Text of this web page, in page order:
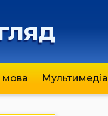
мова Мультимедіа